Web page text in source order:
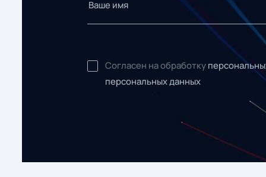
Согласен на обработку
персональных данных